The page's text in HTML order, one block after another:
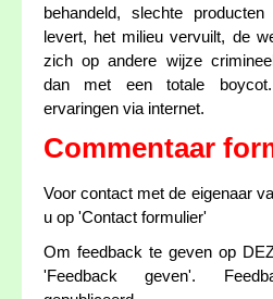
behandeld, slechte
levert, het milieu vervuilt, de
zich op andere wijze
dan met een totale
ervaringen via internet.
Commentaar
Voor contact met de eigenaar
u op 'Contact formulier'
Om feedback te geven op
'Feedback geven'.